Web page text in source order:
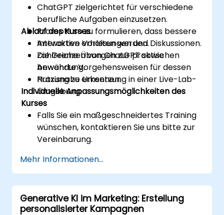
ChatGPT zielgerichtet für verschiedene
berufliche Aufgaben einzusetzen.
Prompts so zu formulieren, dass bessere
Antworten erhalten werden.
Die Grenzen von ChatGPT sowie
bewährte Vorgehensweisen für dessen
Nutzung zu erkennen.
Ablauf des Kurses
Interaktive Vorlesungen und Diskussionen.
Zahlreiche Übungen zur praktischen
Anwendung.
Praxisnahe Umsetzung in einer Live-Lab-
Umgebung.
Individuelle Anpassungsmöglichkeiten des
Kurses
Falls Sie ein maßgeschneidertes Training
wünschen, kontaktieren Sie uns bitte zur
Vereinbarung.
Mehr Informationen...
Generative KI im Marketing: Erstellung
personalisierter Kampagnen